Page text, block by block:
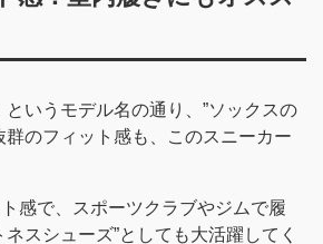
というモデル名の通り、”ソックスの
群のフィット感も、このスニーカー
感で、スポーツクラブやジムで履
ネスシューズ”としても大活躍してく